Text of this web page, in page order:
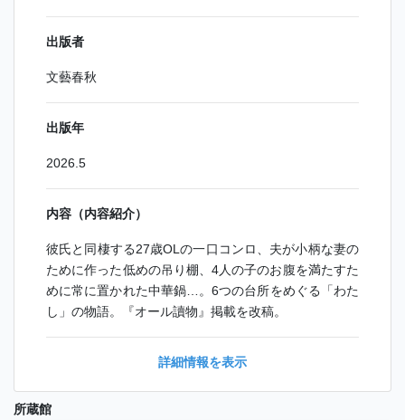
出版者
文藝春秋
出版年
2026.5
内容（内容紹介）
彼氏と同棲する27歳OLの一口コンロ、夫が小柄な妻の
ために作った低めの吊り棚、4人の子のお腹を満たすた
めに常に置かれた中華鍋…。6つの台所をめぐる「わた
し」の物語。『オール讀物』掲載を改稿。
詳細情報を表示
所蔵館